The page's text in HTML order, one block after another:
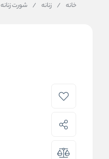
خانه / زنانه / شورت زنانه